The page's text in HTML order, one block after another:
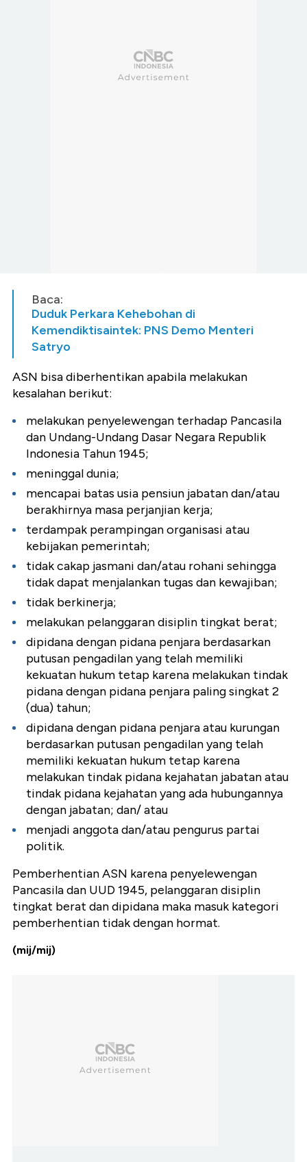
Baca:
Duduk Perkara Kehebohan di
Kemendiktisaintek: PNS Demo Menteri
Satryo
ASN bisa diberhentikan apabila melakukan
kesalahan berikut:
melakukan penyelewengan terhadap Pancasila
dan Undang-Undang Dasar Negara Republik
Indonesia Tahun 1945;
meninggal dunia;
mencapai batas usia pensiun jabatan dan/atau
berakhirnya masa perjanjian kerja;
terdampak perampingan organisasi atau
kebijakan pemerintah;
tidak cakap jasmani dan/atau rohani sehingga
tidak dapat menjalankan tugas dan kewajiban;
tidak berkinerja;
melakukan pelanggaran disiplin tingkat berat;
dipidana dengan pidana penjara berdasarkan
putusan pengadilan yang telah memiliki
kekuatan hukum tetap karena melakukan tindak
pidana dengan pidana penjara paling singkat 2
(dua) tahun;
dipidana dengan pidana penjara atau kurungan
berdasarkan putusan pengadilan yang telah
memiliki kekuatan hukum tetap karena
melakukan tindak pidana kejahatan jabatan atau
tindak pidana kejahatan yang ada hubungannya
dengan jabatan; dan/ atau
menjadi anggota dan/atau pengurus partai
politik.
Pemberhentian ASN karena penyelewengan
Pancasila dan UUD 1945, pelanggaran disiplin
tingkat berat dan dipidana maka masuk kategori
pemberhentian tidak dengan hormat.
(mij/mij)